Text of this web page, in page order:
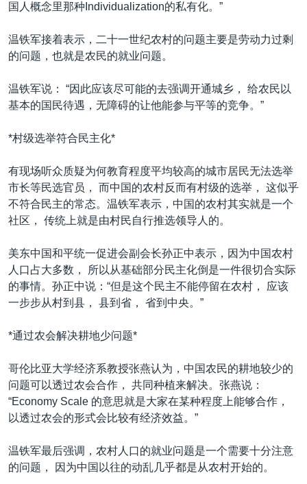
关注西藏
关注新疆
GEN Z 看美国
国人概念里那种Individualization的私有化。”
温铁军接着表示，二十一世纪农村的问题主要是劳动力过剩
的问题，也就是农民的就业问题。
温铁军说： “因此应该尽可能的去强调开通城乡， 给农民以
基本的国民待遇，无障碍的让他能参与平等的竞争。”
*村级选举符合民主化*
有现场听众质疑为何教育程度平均较高的城市居民无法选举
市长等民选官员， 而中国的农村反而有村级的选举， 这似乎
不符合民主的常态。温铁军表示，中国的农村其实就是一个
社区， 传统上就是由村民自行推选领导人的。
美东中国和平统一促进会副会长孙正中表示，因为中国农村
人口占大多数， 所以从基础部分民主化倒是一件很切合实际
的事情。孙正中说：“但是这个民主不能停留在农村， 应该
一步步从村到县， 县到省， 省到中央。”
*通过农会解决耕地少问题*
哥伦比亚大学经济系教授张燕认为，中国农民的耕地较少的
问题可以透过农会合作， 共同种植来解决。张燕说：
“Economy Scale 的意思就是大家在某种程度上能够合作，
以透过农会的形式会比较有经济效益。”
温铁军最后强调，农村人口的就业问题是一个需要十分注意
的问题， 因为中国以往的动乱几乎都是从农村开始的。